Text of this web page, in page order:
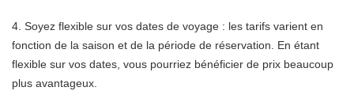
4. Soyez flexible sur vos dates de voyage : les tarifs varient en
fonction de la saison et de la période de réservation. En étant
flexible sur vos dates, vous pourriez bénéficier de prix beaucoup
plus avantageux.